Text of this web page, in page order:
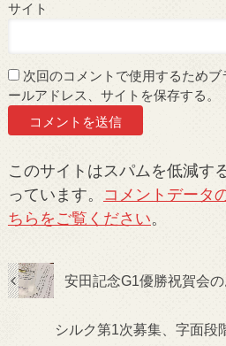
サイト
次回のコメントで使用するため
ールアドレス、サイトを保存する。
このサイトはスパムを低減す
っています。
コメントデータ
ちらをご覧ください。
安田記念G1優勝祝賀会
シルク第1次募集、字面段